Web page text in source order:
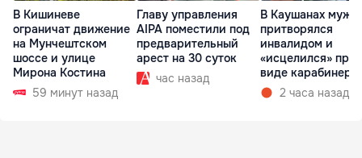
В Кишиневе
ограничат движение
на Мунчештском
шоссе и улице
Мирона Костина
59 минут назад
Главу управления
AIPA поместили под
предварительный
арест на 30 суток
час назад
В Каушанах
притворялся
инвалидом и
«исцелился» при
виде
2 часа назад